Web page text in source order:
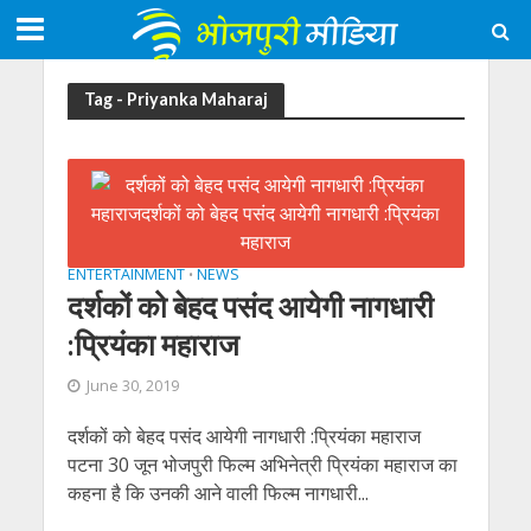
Tag - Priyanka Maharaj
ENTERTAINMENT • NEWS
दर्शकों को बेहद पसंद आयेगी नागधारी
:प्रियंका महाराज
June 30, 2019
दर्शकों को बेहद पसंद आयेगी नागधारी :प्रियंका महाराज
पटना 30 जून भोजपुरी फिल्म अभिनेत्री प्रियंका महाराज का
कहना है कि उनकी आने वाली फिल्म नागधारी...